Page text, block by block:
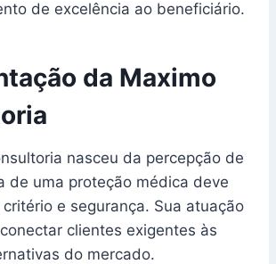
de excelência ao beneficiário.
da Maximo
nasceu da percepção de
de uma proteção médica deve
e segurança. Sua atuação
clientes exigentes às
do mercado.